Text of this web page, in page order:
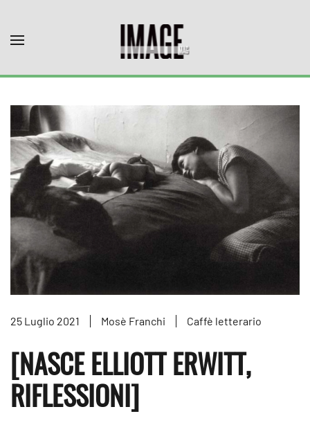
Skip to main content
25 Luglio 2021 Mosè Franchi Caffè letterario
[NASCE ELLIOTT ERWITT,
RIFLESSIONI]